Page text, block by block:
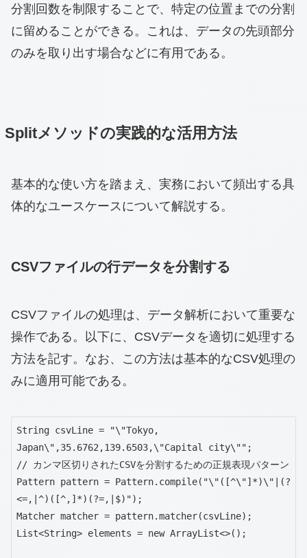
分割回数を制限することで、特定の位置までの分割
に留めることができる。これは、データの先頭部分
のみを取り出す場合などに有用である。
Splitメソッドの実践的な活用方法
基本的な使い方を踏まえ、実務において頻出する具
体的なユースケースについて解説する。
CSVファイルの行データを分割する
CSVファイルの処理は、データ解析において重要な
操作である。以下に、CSVデータを適切に処理する
方法を記す。なお、この方法は基本的なCSV処理の
みに適用可能である。
String csvLine = "\"Tokyo,
Japan\",35.6762,139.6503,\"Capital city\"";
// カンマ区切りされたCSVを分割するための正規表現パターン
Pattern pattern = Pattern.compile("\"([^\"]*)\"|(?
<=,|^)([^,]*)(?=,|$)");
Matcher matcher = pattern.matcher(csvLine);
List<String> elements = new ArrayList<>();